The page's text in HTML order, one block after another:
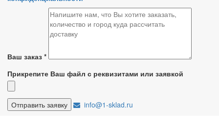
Ваш заказ *
Прикрепите Ваш файл с реквизитами или заявкой
info@1-sklad.ru